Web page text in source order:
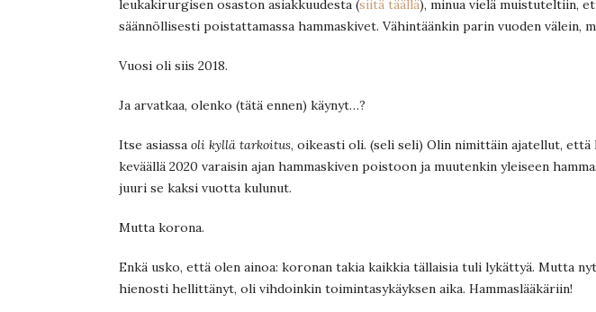
leukakirurgisen osaston asiakkuudesta (siitä täällä), minua vielä muistuteltiin,
säännöllisesti poistattamassa hammaskivet. Vähintäänkin parin vuoden välein,
Vuosi oli siis 2018.
Ja arvatkaa, olenko (tätä ennen) käynyt…?
Itse asiassa oli kyllä tarkoitus, oikeasti oli. (seli seli) Olin nimittäin ajatellut, että
keväällä 2020 varaisin ajan hammaskiven poistoon ja muutenkin yleiseen
juuri se kaksi vuotta kulunut.
Mutta korona.
Enkä usko, että olen ainoa: koronan takia kaikkia tällaisia tuli lykättyä. Mutta
hienosti hellittänyt, oli vihdoinkin toimintasykäyksen aika. Hammaslääkäriin!